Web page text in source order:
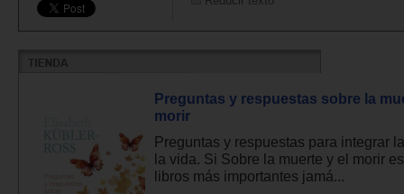
Preguntas y respuestas sobre la
morir
Preguntas y respuestas para integrar
la vida. Si Sobre la muerte y el morir
libros más importantes jamá...